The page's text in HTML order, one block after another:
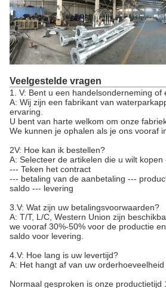
Veelgestelde vragen
1. V: Bent u een handelsonderneming of
A: Wij zijn een fabrikant van
ervaring.
U bent van harte welkom om onze
We kunnen je ophalen als je ons vooraf
2V: Hoe kan ik bestellen?
A: Selecteer de artikelen die u wilt
--- Teken het contract
--- betaling van de aanbetaling ---
saldo --- levering
3.V: Wat zijn uw betalingsvoorwaarden?
A: T/T, L/C, Western Union zijn
we vooraf 30%-50% voor de productie
saldo voor levering.
4.V: Hoe lang is uw levertijd?
A: Het hangt af van uw orderhoeveelheid
Normaal gesproken is onze productietijd